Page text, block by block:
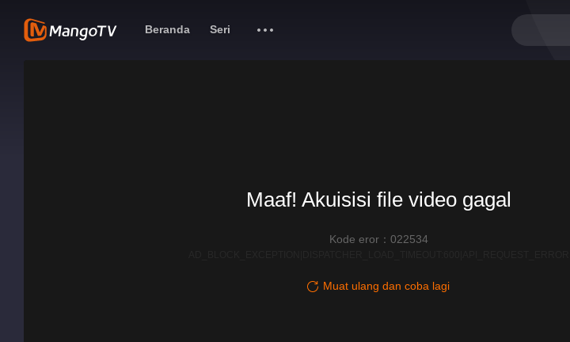
Beranda Seri
Maaf! Akuisisi file video gagal
Kode eror：022534
Muat ulang dan coba lagi